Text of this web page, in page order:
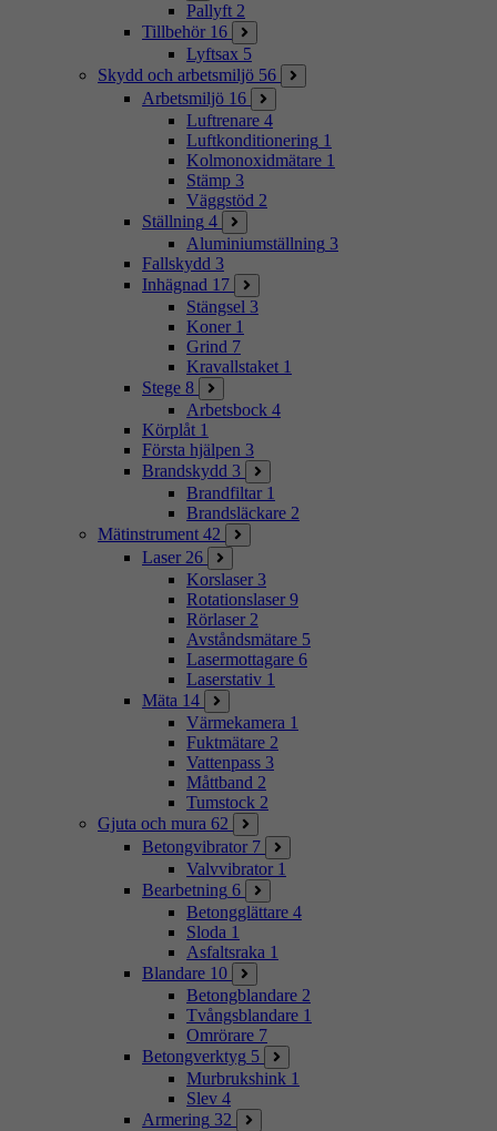
Pallyft 2
Tillbehör 16
Lyftsax 5
Skydd och arbetsmiljö 56
Arbetsmiljö 16
Luftrenare 4
Luftkonditionering 1
Kolmonoxidmätare 1
Stämp 3
Väggstöd 2
Ställning 4
Aluminiumställning 3
Fallskydd 3
Inhägnad 17
Stängsel 3
Koner 1
Grind 7
Kravallstaket 1
Stege 8
Arbetsbock 4
Körplåt 1
Första hjälpen 3
Brandskydd 3
Brandfiltar 1
Brandsläckare 2
Mätinstrument 42
Laser 26
Korslaser 3
Rotationslaser 9
Rörlaser 2
Avståndsmätare 5
Lasermottagare 6
Laserstativ 1
Mäta 14
Värmekamera 1
Fuktmätare 2
Vattenpass 3
Måttband 2
Tumstock 2
Gjuta och mura 62
Betongvibrator 7
Valvvibrator 1
Bearbetning 6
Betongglättare 4
Sloda 1
Asfaltsraka 1
Blandare 10
Betongblandare 2
Tvångsblandare 1
Omrörare 7
Betongverktyg 5
Murbrukshink 1
Slev 4
Armering 32